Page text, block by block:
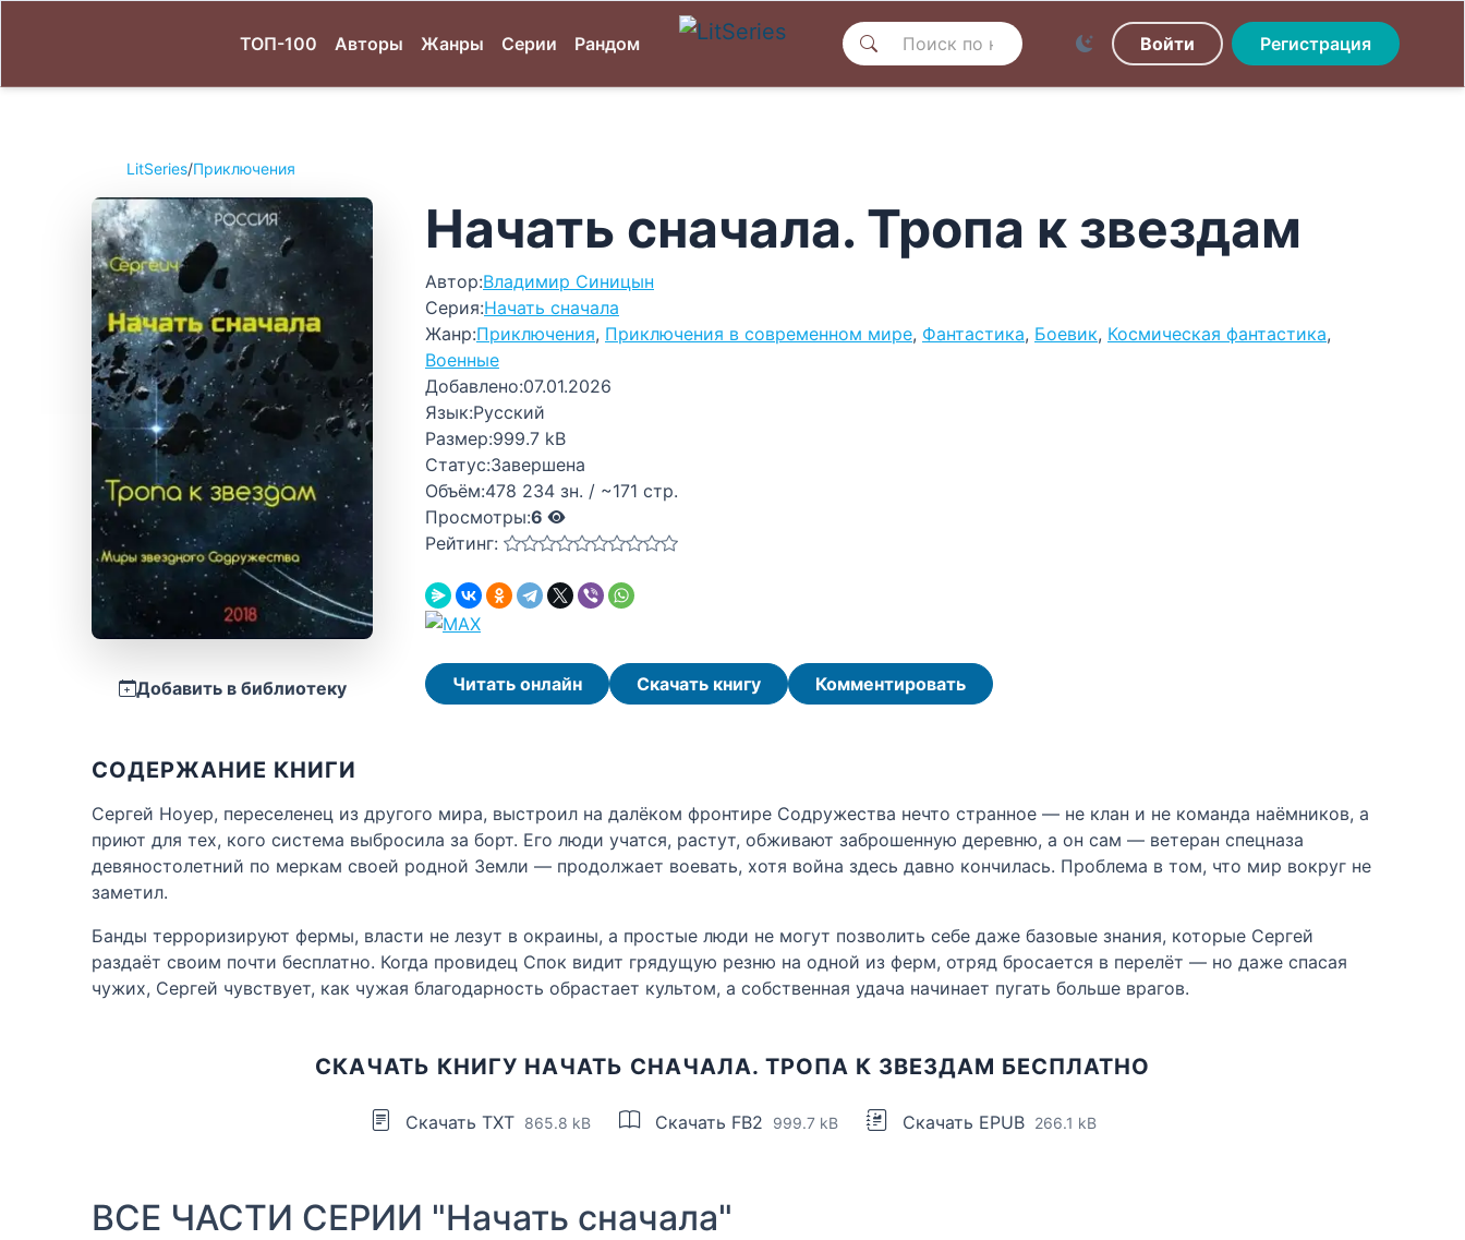
ТОП-100 Авторы Жанры Серии Рандом Войти Регистрация
LitSeries/Приключения
Добавить в библиотеку
Начать сначала. Тропа к звездам
Автор:Владимир Синицын
Серия:Начать сначала
Жанр:Приключения, Приключения в современном мире, Фантастика, Боевик, Космическая фантастика,
Военные
Добавлено:07.01.2026
Язык:Русский
Размер:999.7 kB
Статус:Завершена
Объём:478 234 зн. / ~171 стр.
Просмотры:6
Рейтинг:
Читать онлайн Скачать книгу Комментировать
СОДЕРЖАНИЕ КНИГИ
Сергей Ноуер, переселенец из другого мира, выстроил на далёком фронтире Содружества нечто странное — не клан и не команда наёмников, а
приют для тех, кого система выбросила за борт. Его люди учатся, растут, обживают заброшенную деревню, а он сам — ветеран спецназа
девяностолетний по меркам своей родной Земли — продолжает воевать, хотя война здесь давно кончилась. Проблема в том, что мир вокруг не
заметил.
Банды терроризируют фермы, власти не лезут в окраины, а простые люди не могут позволить себе даже базовые знания, которые Сергей
раздаёт своим почти бесплатно. Когда провидец Спок видит грядущую резню на одной из ферм, отряд бросается в перелёт — но даже спасая
чужих, Сергей чувствует, как чужая благодарность обрастает культом, а собственная удача начинает пугать больше врагов.
СКАЧАТЬ КНИГУ НАЧАТЬ СНАЧАЛА. ТРОПА К ЗВЕЗДАМ БЕСПЛАТНО
Скачать TXT 865.8 kB Скачать FB2 999.7 kB Скачать EPUB 266.1 kB
ВСЕ ЧАСТИ СЕРИИ "Начать сначала"